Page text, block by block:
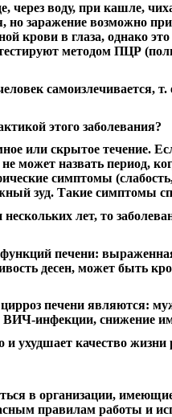
через воду, при кашле,
но заражение возможно
крови в глаза, однако
методом ПЦР
самоизлечивается,
этого заболевания?
или скрытое течение.
может назвать период,
симптомы
зуд. Такие симптомы
лет, то
печени:
десен, может быть
печени являются:
ВИЧ-инфекции, снижение
ухудшает качество
в организации,
правилам работы и